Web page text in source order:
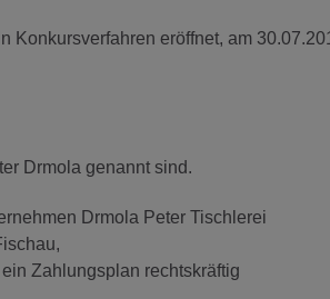
Konkursverfahren eröffnet, am
Drmola genannt sind.
Drmola Peter Tischlerei
Zahlungsplan rechtskräftig